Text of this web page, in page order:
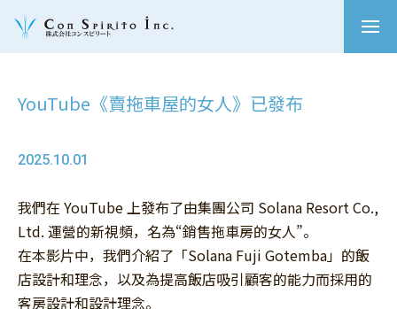
YouTube《賣拖車屋的女人》已發布
2025.10.01
我們在 YouTube 上發布了由集團公司 Solana Resort Co.,
Ltd. 運營的新視頻，名為“銷售拖車房的女人”。
在本影片中，我們介紹了「Solana Fuji Gotemba」的飯
店設計和理念，以及為提高飯店吸引顧客的能力而採用的
客房設計和設計理念。